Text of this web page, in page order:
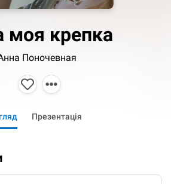
моя крепка
Поночевная
Презентація